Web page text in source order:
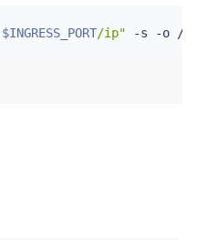
$INGRESS_PORT/ip" -s -o /